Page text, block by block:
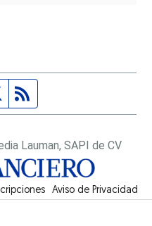
de Facebook
Fuente Twitter
Lauman, SAPI de CV
Opens in new window
Aviso de Privacidad